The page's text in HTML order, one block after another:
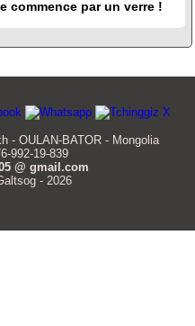
commence par un verre !
- OULAN-BATOR - Mongolia
992-19-839
@ gmail.com
- 2026